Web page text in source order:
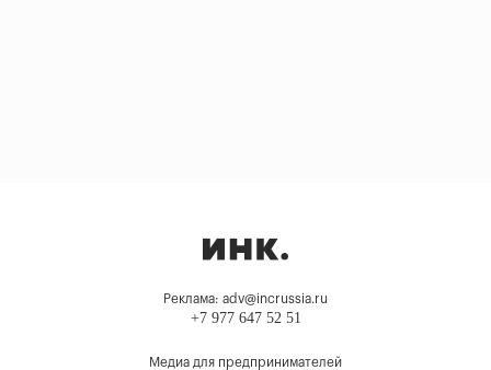
Реклама: adv@incrussia.ru
+7 977 647 52 51
Медиа для предпринимателей